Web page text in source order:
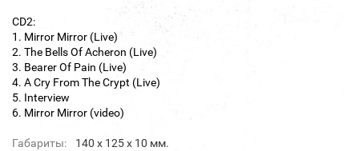
CD2:
1. Mirror Mirror (Live)
2. The Bells Of Acheron (Live)
3. Bearer Of Pain (Live)
4. A Cry From The Crypt (Live)
5. Interview
6. Mirror Mirror (video)
Габариты: 140 х 125 х 10 мм.